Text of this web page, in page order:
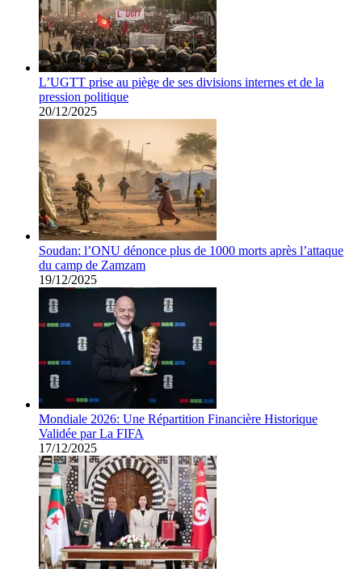
L’UGTT prise au piège de ses divisions internes et de la
pression politique
20/12/2025
Soudan: l’ONU dénonce plus de 1000 morts après l’attaque
du camp de Zamzam
19/12/2025
Mondiale 2026: Une Répartition Financière Historique
Validée par La FIFA
17/12/2025